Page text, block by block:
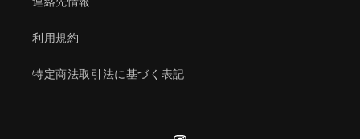
利用規約
特定商法取引法に基づく表記